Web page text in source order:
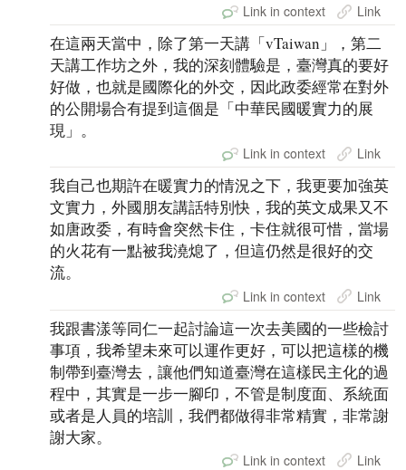
Link in context Link
在這兩天當中，除了第一天講「vTaiwan」，第二
天講工作坊之外，我的深刻體驗是，臺灣真的要好
好做，也就是國際化的外交，因此政委經常在對外
的公開場合有提到這個是「中華民國暖實力的展
現」。
Link in context Link
我自己也期許在暖實力的情況之下，我更要加強英
文實力，外國朋友講話特別快，我的英文成果又不
如唐政委，有時會突然卡住，卡住就很可惜，當場
的火花有一點被我澆熄了，但這仍然是很好的交
流。
Link in context Link
我跟書漾等同仁一起討論這一次去美國的一些檢討
事項，我希望未來可以運作更好，可以把這樣的機
制帶到臺灣去，讓他們知道臺灣在這樣民主化的過
程中，其實是一步一腳印，不管是制度面、系統面
或者是人員的培訓，我們都做得非常精實，非常謝
謝大家。
Link in context Link